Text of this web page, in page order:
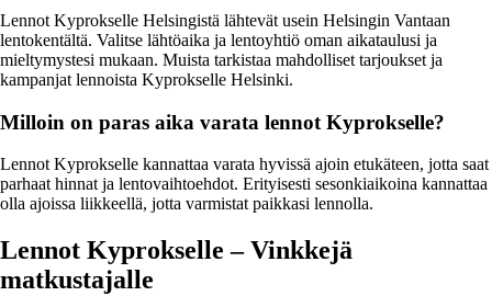
Lennot Kyprokselle Helsingistä lähtevät usein Helsingin Vantaan
lentokentältä. Valitse lähtöaika ja lentoyhtiö oman aikataulusi ja
mieltymystesi mukaan. Muista tarkistaa mahdolliset tarjoukset ja
kampanjat lennoista Kyprokselle Helsinki.
Milloin on paras aika varata lennot Kyprokselle?
Lennot Kyprokselle kannattaa varata hyvissä ajoin etukäteen, jotta saat
parhaat hinnat ja lentovaihtoehdot. Erityisesti sesonkiaikoina kannattaa
olla ajoissa liikkeellä, jotta varmistat paikkasi lennolla.
Lennot Kyprokselle – Vinkkejä
matkustajalle